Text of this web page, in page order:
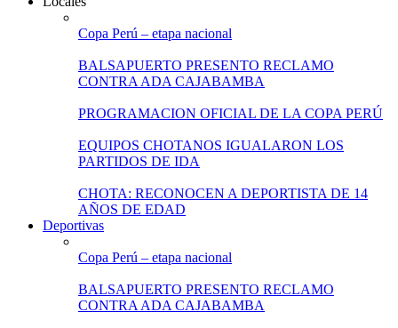
Copa Perú – etapa nacional
BALSAPUERTO PRESENTO RECLAMO
CONTRA ADA CAJABAMBA
PROGRAMACION OFICIAL DE LA COPA PERÚ
EQUIPOS CHOTANOS IGUALARON LOS
PARTIDOS DE IDA
CHOTA: RECONOCEN A DEPORTISTA DE 14
AÑOS DE EDAD
Deportivas
Copa Perú – etapa nacional
BALSAPUERTO PRESENTO RECLAMO
CONTRA ADA CAJABAMBA